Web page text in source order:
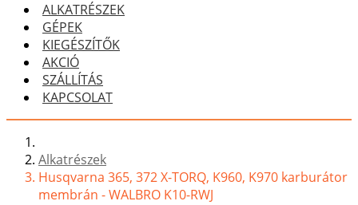
ALKATRÉSZEK
GÉPEK
KIEGÉSZÍTŐK
AKCIÓ
SZÁLLÍTÁS
KAPCSOLAT
Alkatrészek
Husqvarna 365, 372 X-TORQ, K960, K970 karburátor
membrán - WALBRO K10-RWJ